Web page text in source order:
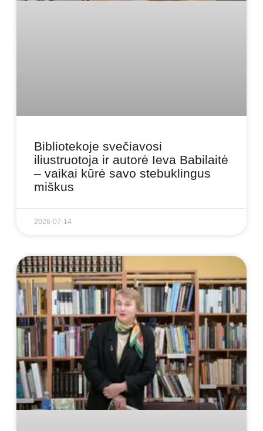
Bibliotekoje svečiavosi
iliustruotoja ir autorė Ieva Babilaitė
– vaikai kūrė savo stebuklingus
miškus
2026-07-14